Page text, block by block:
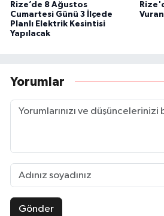
Rize’de 8 Ağustos
Cumartesi Günü 3 İlçede
Planlı Elektrik Kesintisi
Yapılacak
Yorumlar
Gönder